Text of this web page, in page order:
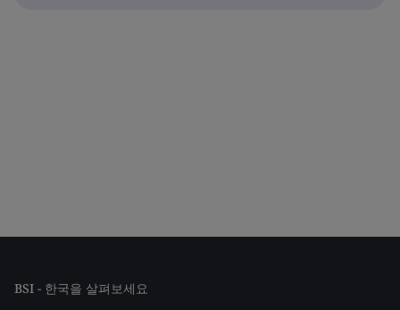
BSI - 한국을 살펴보세요